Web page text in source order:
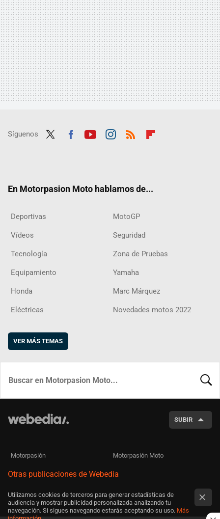
Síguenos
En Motorpasion Moto hablamos de...
Deportivas MotoGP
Vídeos Seguridad
Tecnología Zona de Pruebas
Equipamiento Yamaha
Honda Marc Márquez
Eléctricas Novedades motos 2022
VER MÁS TEMAS
SUBIR
Motorpasión Motorpasión Moto
Otras publicaciones de Webedia
Utilizamos cookies de terceros para generar estadísticas de
audiencia y mostrar publicidad personalizada analizando tu
navegación. Si sigues navegando estarás aceptando su uso. Más